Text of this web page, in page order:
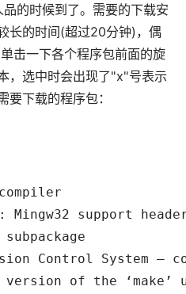
的时候到了。需要的下载安
长的时间(超过20分钟)，偶
击一下各个程序包前面的旋
，选中时会出现了"x"号表示
要下载的程序包：
support
Control System –
of the